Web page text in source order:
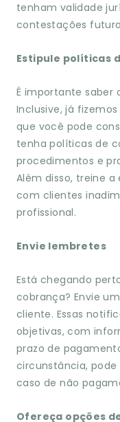
tenham validade
contestações
Estipule políticas
É importante saber
Inclusive, já
que você pode
tenha políticas de
procedimentos e
Além disso, treine
com clientes
profissional.
Envie lembretes
Está chegando
cobrança? Envie
cliente. Essas
objetivas, com
prazo de
circunstância,
caso de não
Ofereça opções